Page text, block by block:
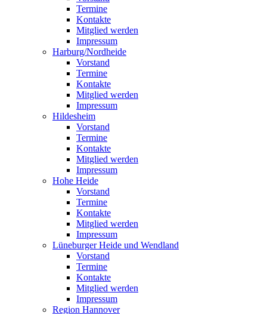
Termine
Kontakte
Mitglied werden
Impressum
Harburg/Nordheide
Vorstand
Termine
Kontakte
Mitglied werden
Impressum
Hildesheim
Vorstand
Termine
Kontakte
Mitglied werden
Impressum
Hohe Heide
Vorstand
Termine
Kontakte
Mitglied werden
Impressum
Lüneburger Heide und Wendland
Vorstand
Termine
Kontakte
Mitglied werden
Impressum
Region Hannover